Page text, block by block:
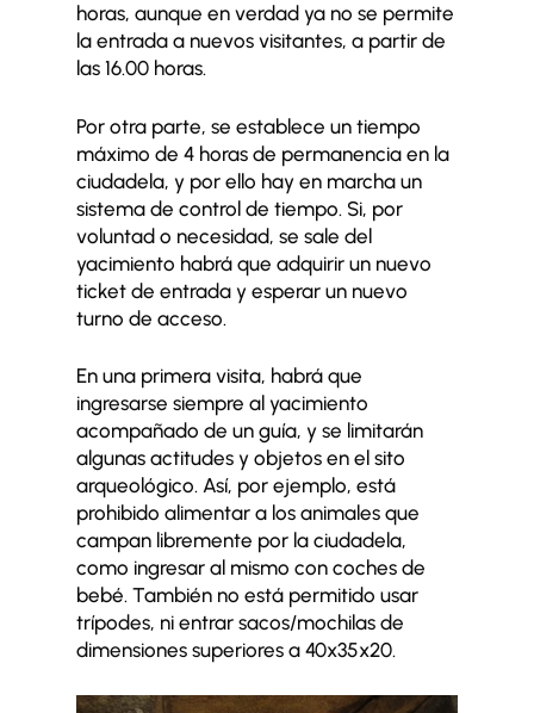
horas, aunque en verdad ya no se permite
la entrada a nuevos visitantes, a partir de
las 16.00 horas.
Por otra parte, se establece un tiempo
máximo de 4 horas de permanencia en la
ciudadela, y por ello hay en marcha un
sistema de control de tiempo. Si, por
voluntad o necesidad, se sale del
yacimiento habrá que adquirir un nuevo
ticket de entrada y esperar un nuevo
turno de acceso.
En una primera visita, habrá que
ingresarse siempre al yacimiento
acompañado de un guía, y se limitarán
algunas actitudes y objetos en el sito
arqueológico. Así, por ejemplo, está
prohibido alimentar a los animales que
campan libremente por la ciudadela,
como ingresar al mismo con coches de
bebé. También no está permitido usar
trípodes, ni entrar sacos/mochilas de
dimensiones superiores a 40x35x20.